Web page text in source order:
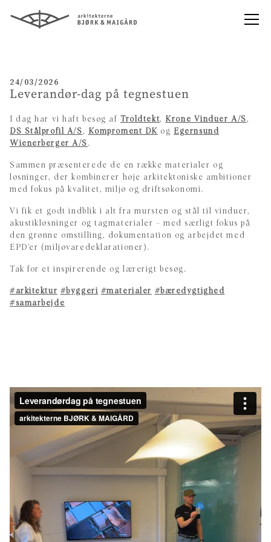
24/03/2026
Leverandør-dag på tegnestuen
I dag har vi haft besøg afTroldtekt,Krone Vinduer A/S,
DS Stålprofil A/S, Komproment DK ogEgernsund
Wienerberger A/S .
Sammen præsenterede de en række materialer og
løsninger, der kombinerer høje arkitektoniske ambitioner
med fokus på kvalitet, miljø og driftsøkonomi.
Vi fik et godt indblik i alt fra mursten og stål til vinduer,
akustikløsninger og tagmaterialer – med særligt fokus på
den grønne omstilling, dokumentation og arbejdet med
EPD’er (miljøvaredeklarationer).
Tak for et inspirerende og lærerigt besøg.
#arkitektur #byggeri #materialer #bæredygtighed
#samarbejde